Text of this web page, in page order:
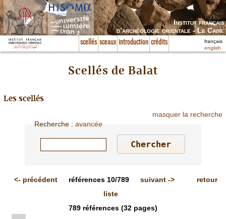
Institut français
d’archéologie orientale - Le Caire
scellés sceaux introduction crédits
français
english
Scellés de Balat
Les scellés
masquer la recherche
Recherche :avancée
<- précédent références10/789 suivant->
retour
liste
789 références (32 pages)